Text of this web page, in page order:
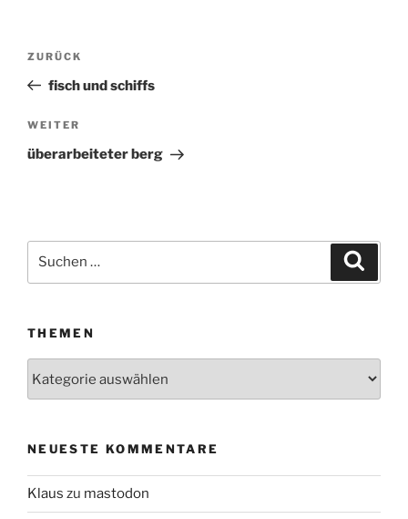
Beitragsnavigation
Vorheriger
Beitrag
ZURÜCK
fisch und schiffs
Nächster
Beitrag
WEITER
überarbeiteter berg
Suchen
THEMEN
NEUESTE KOMMENTARE
Klaus zu mastodon